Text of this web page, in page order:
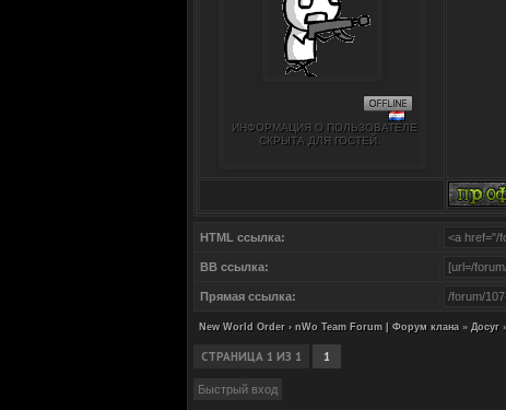
ИНФОРМАЦИЯ О ПОЛЬЗОВАТЕЛЕ
СКРЫТА ДЛЯ ГОСТЕЙ.
HTML ссылка:
BB ссылка:
Прямая ссылка:
New World Order › nWo Team Forum | Форум клана » Досуг
СТРАНИЦА 1 ИЗ 1 1